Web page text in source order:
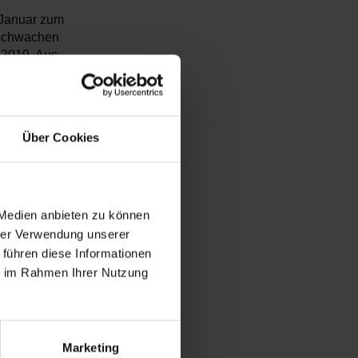
Über Cookies
anbieten zu können
Verwendung unserer
diese Informationen
Rahmen Ihrer Nutzung
Marketing
zum
Aus
einen
auf
die um 42
gesamten
des